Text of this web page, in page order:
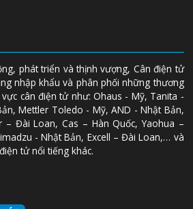
phát triển và thịnh vượng, Cân điện tử
nhập khẩu và phân phối những thương
cân điện tử như: Ohaus - Mỹ, Tanita -
Mettler Toledo - Mỹ, AND - Nhật Bản,
– Đài Loan, Cas – Hàn Quốc, Yaohua –
- Nhật Bản, Excell – Đài Loan,… và
tử nổi tiếng khác.